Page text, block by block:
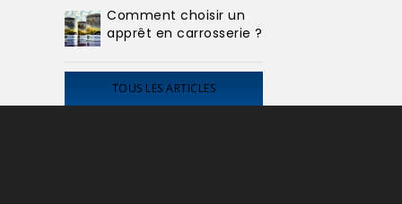
Comment choisir un
apprêt en carrosserie ?
TOUS LES ARTICLES